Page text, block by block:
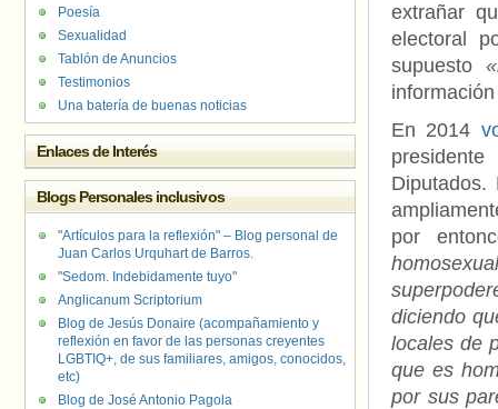
extrañar
electoral
supuesto
En 2014
por
diciendo
locales de
que es
por sus
Poesía
Sexualidad
Tablón de Anuncios
Testimonios
Una batería de buenas noticias
Enlaces de Interés
Blogs Personales inclusivos
"Artículos para la reflexión" – Blog personal de
Juan Carlos Urquhart de Barros.
"Sedom. Indebidamente tuyo"
Anglicanum Scriptorium
Blog de Jesús Donaire (acompañamiento y
reflexión en favor de las personas creyentes
LGBTIQ+, de sus familiares, amigos, conocidos,
etc)
Blog de José Antonio Pagola